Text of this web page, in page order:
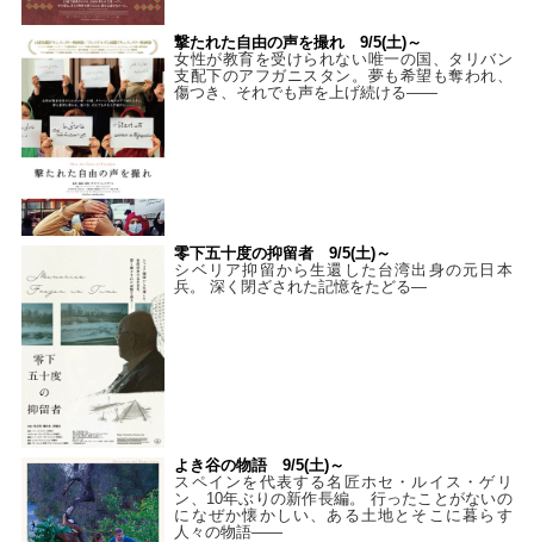
撃たれた自由の声を撮れ 9/5(土)～
女性が教育を受けられない唯一の国、タリバン
支配下のアフガニスタン。夢も希望も奪われ、
傷つき、それでも声を上げ続ける——
零下五十度の抑留者 9/5(土)～
シベリア抑留から生還した台湾出身の元日本
兵。 深く閉ざされた記憶をたどる—
よき谷の物語 9/5(土)～
スペインを代表する名匠ホセ・ルイス・ゲリ
ン、10年ぶりの新作長編。 行ったことがないの
になぜか懐かしい、ある土地とそこに暮らす
人々の物語――